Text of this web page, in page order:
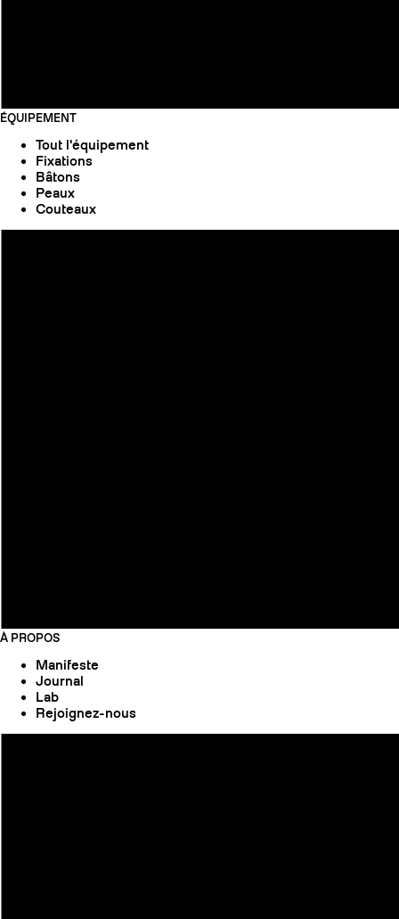
ÉQUIPEMENT
Tout l'équipement
Fixations
Bâtons
Peaux
Couteaux
À PROPOS
Manifeste
Journal
Lab
Rejoignez-nous